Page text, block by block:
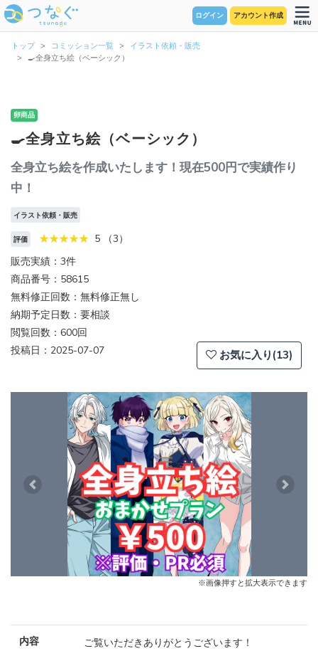
ログイン アカウント作成
トップ コミッション一覧
イラスト依頼・販売
🍳全身立ち絵（ベーシック）
卵商品
🍳全身立ち絵（ベーシック）
全身立ち絵を作成いたします！現在500円で実績作り
中！
イラスト依頼・販売
評価
5 （3）
販売実績：3件
商品番号：58615
無料修正回数：無料修正無し
納期予定日数：要相談
閲覧回数：600回
投稿日：2025-07-07
お気に入り(13)
Previous Next
※画像押すと拡大表示できます
内容 ご覧いただきありがとうございます！